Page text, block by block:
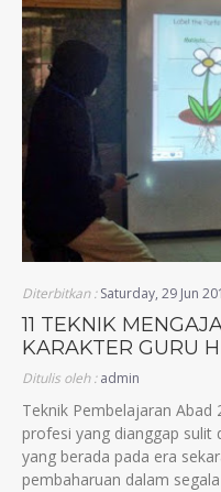
Diterbitkan :Saturday, 29 Jun
11 TEKNIK
KARAKTER GURU
Ditulis oleh :admin
Teknik Pembelajaran Abad
profesi yang dianggap sulit
yang berada pada era
pembaharuan dalam segala